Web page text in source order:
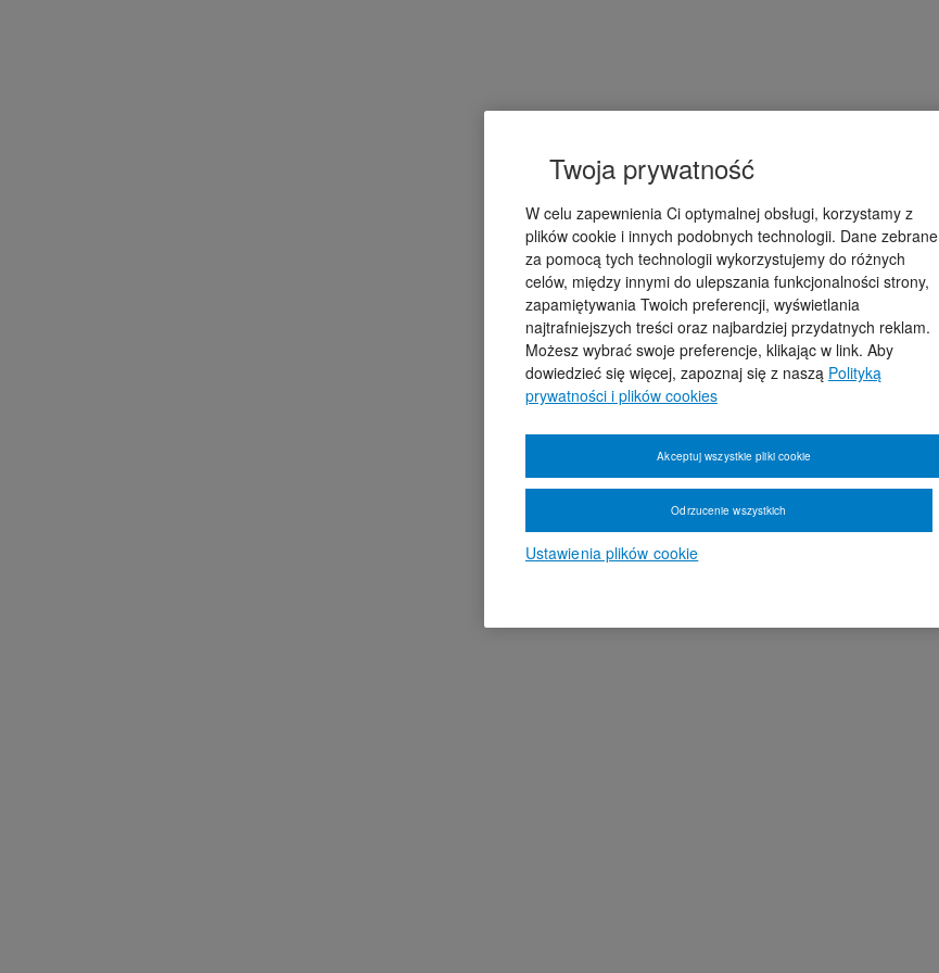
Twoja prywatność
W celu zapewnienia Ci optymalnej obsługi, korzystamy z
plików cookie i innych podobnych technologii. Dane zebrane
za pomocą tych technologii wykorzystujemy do różnych
celów, między innymi do ulepszania funkcjonalności strony,
zapamiętywania Twoich preferencji, wyświetlania
najtrafniejszych treści oraz najbardziej przydatnych reklam.
Możesz wybrać swoje preferencje, klikając w link. Aby
dowiedzieć się więcej, zapoznaj się z naszą Polityką
prywatności i plików cookies
Ustawienia plików cookie
Odrzucenie wszystkich
Akceptuj wszystkie pliki cookie